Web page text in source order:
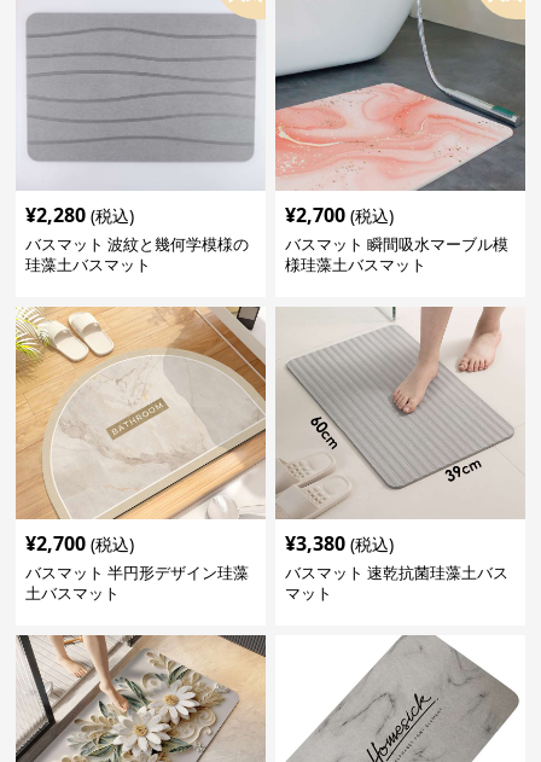
¥2,280 (税込)
バスマット 波紋と幾何学模様の
珪藻土バスマット
¥2,700 (税込)
バスマット 瞬間吸水マーブル模
様珪藻土バスマット
¥2,700 (税込)
バスマット 半円形デザイン珪藻
土バスマット
¥3,380 (税込)
バスマット 速乾抗菌珪藻土バス
マット